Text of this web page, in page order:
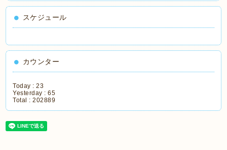
スケジュール
カウンター
Today :23
Yesterday :65
Total :202889